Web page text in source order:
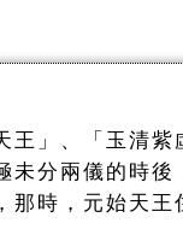
王」、「玉清
未分兩儀的時
那時，元始天